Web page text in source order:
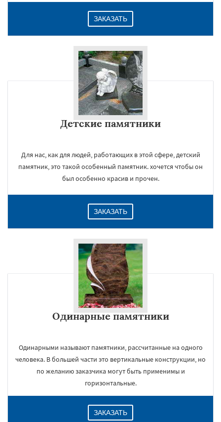
ЗАКАЗАТЬ
Детские памятники
Для нас, как для людей, работающих в этой сфере, детский
памятник, это такой особенный памятник. хочется чтобы он
был особенно красив и прочен.
ЗАКАЗАТЬ
Одинарные памятники
Одинарными называют памятники, рассчитанные на одного
человека. В большей части это вертикальные конструкции, но
по желанию заказчика могут быть применимы и
горизонтальные.
ЗАКАЗАТЬ